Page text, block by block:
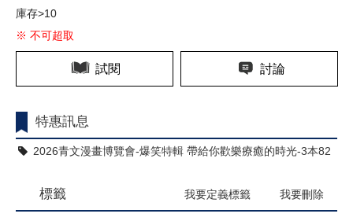
庫存>10
※ 不可超取
試閱 討論
特惠訊息
2026青文漫畫博覽會-爆笑特輯 帶給你歡樂療癒的時光-3本82
標籤 我要定義標籤 我要刪除